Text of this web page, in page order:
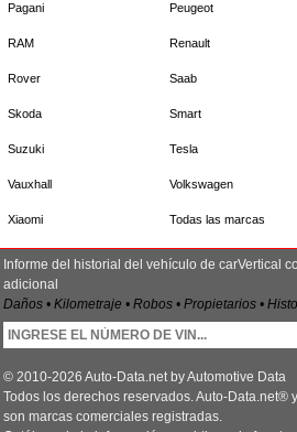
Pagani Peugeot
RAM Renault
Rover Saab
Skoda Smart
Suzuki Tesla
Vauxhall Volkswagen
Xiaomi Todas las marcas
Informe del historial del vehículo de carVertical
adicional
Daños • Kilometraje • Robos • Propietarios •
© 2010-2026 Auto-Data.net by Automotive Data
Todos los derechos reservados. Auto-Data.net®
son marcas comerciales registradas.